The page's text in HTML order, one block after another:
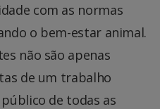
com as normas
o bem-estar animal.
não são apenas
de um trabalho
de todas as